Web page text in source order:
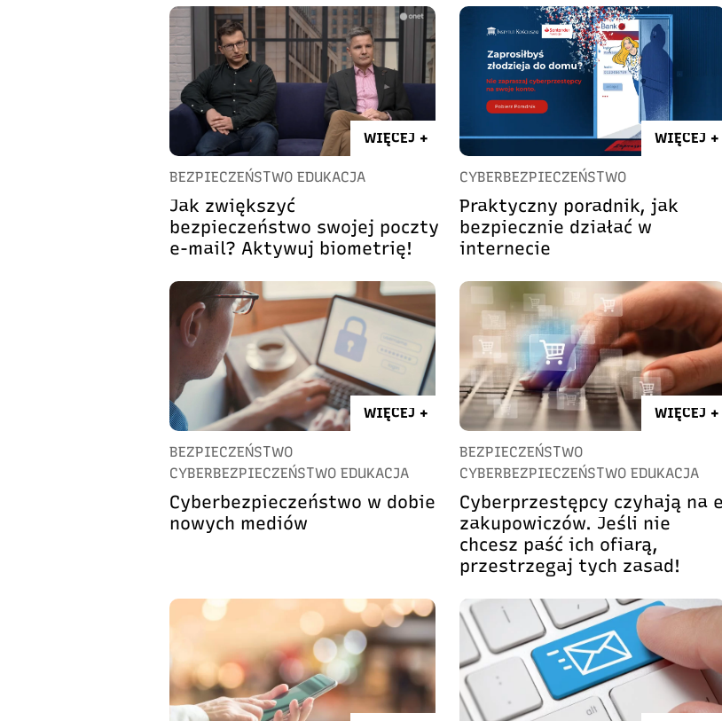
WIĘCEJ +
BEZPIECZEŃSTWO EDUKACJA
Jak zwiększyć
bezpieczeństwo swojej poczty
e-mail? Aktywuj biometrię!
WIĘCEJ +
CYBERBEZPIECZEŃSTWO
Praktyczny poradnik, jak
bezpiecznie działać w
internecie
WIĘCEJ +
BEZPIECZEŃSTWO
CYBERBEZPIECZEŃSTWO EDUKACJA
Cyberbezpieczeństwo w dobie
nowych mediów
WIĘCEJ +
BEZPIECZEŃSTWO
CYBERBEZPIECZEŃSTWO EDUKACJA
Cyberprzestępcy czyhają na
zakupowiczów. Jeśli nie
chcesz paść ich ofiarą,
przestrzegaj tych zasad!